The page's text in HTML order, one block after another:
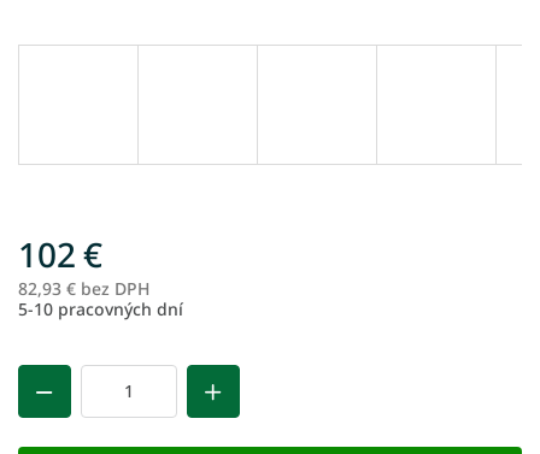
102 €
82,93 € bez DPH
5-10 pracovných dní